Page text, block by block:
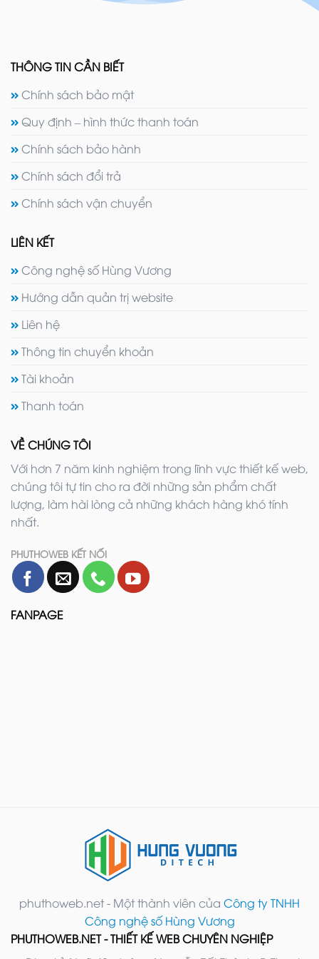
THÔNG TIN CẦN BIẾT
Chính sách bảo mật
Quy định – hình thức thanh toán
Chính sách bảo hành
Chính sách đổi trả
Chính sách vận chuyển
LIÊN KẾT
Công nghệ số Hùng Vương
Hướng dẫn quản trị website
Liên hệ
Thông tin chuyển khoản
Tài khoản
Thanh toán
VỀ CHÚNG TÔI
Với hơn 7 năm kinh nghiệm trong lĩnh vực thiết kế web,
chúng tôi tự tin cho ra đời những sản phẩm chất
lượng, làm hài lòng cả những khách hàng khó tính
nhất.
PHUTHOWEB KẾT NỐI
FANPAGE
phuthoweb.net - Một thành viên của Công ty TNHH
Công nghệ số Hùng Vương
PHUTHOWEB.NET - THIẾT KẾ WEB CHUYÊN NGHIỆP